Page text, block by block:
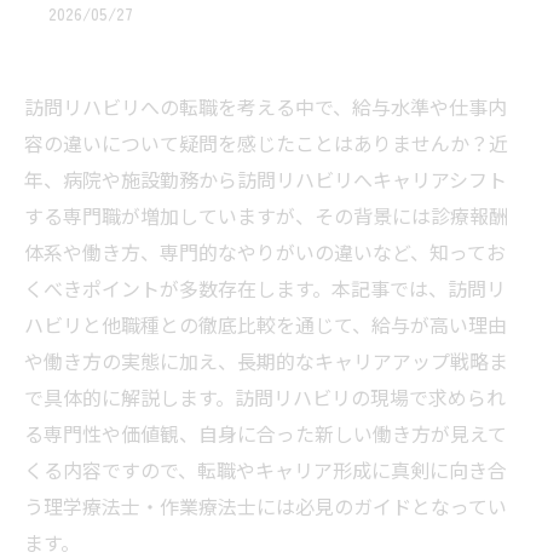
2026/05/27
訪問リハビリへの転職を考える中で、給与水準や仕事内
容の違いについて疑問を感じたことはありませんか？近
年、病院や施設勤務から訪問リハビリへキャリアシフト
する専門職が増加していますが、その背景には診療報酬
体系や働き方、専門的なやりがいの違いなど、知ってお
くべきポイントが多数存在します。本記事では、訪問リ
ハビリと他職種との徹底比較を通じて、給与が高い理由
や働き方の実態に加え、長期的なキャリアアップ戦略ま
で具体的に解説します。訪問リハビリの現場で求められ
る専門性や価値観、自身に合った新しい働き方が見えて
くる内容ですので、転職やキャリア形成に真剣に向き合
う理学療法士・作業療法士には必見のガイドとなってい
ます。